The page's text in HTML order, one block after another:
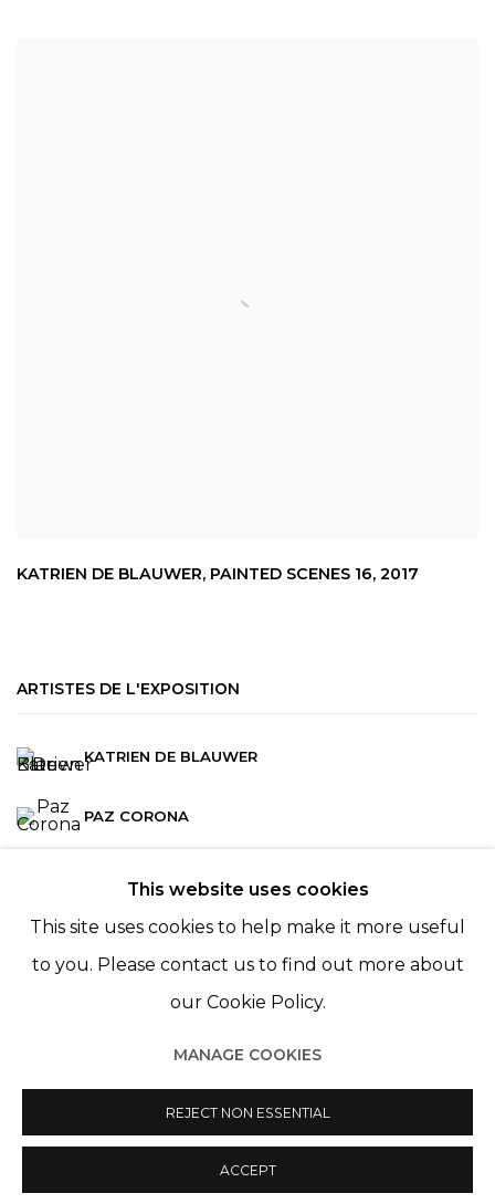
KATRIEN DE BLAUWER, PAINTED SCENES 16, 2017
ARTISTES DE L'EXPOSITION
KATRIEN DE BLAUWER
PAZ CORONA
© 2022 LES FILLES DU CALVAIRE SITE BY ARTLOGIC
This website uses cookies
This site uses cookies to help make it more useful
to you. Please contact us to find out more about
our Cookie Policy.
MANAGE COOKIES
REJECT NON ESSENTIAL
ACCEPT